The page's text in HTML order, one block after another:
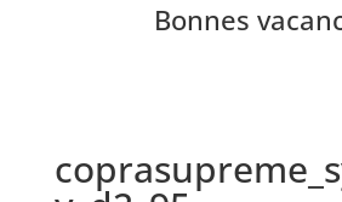
Bonnes